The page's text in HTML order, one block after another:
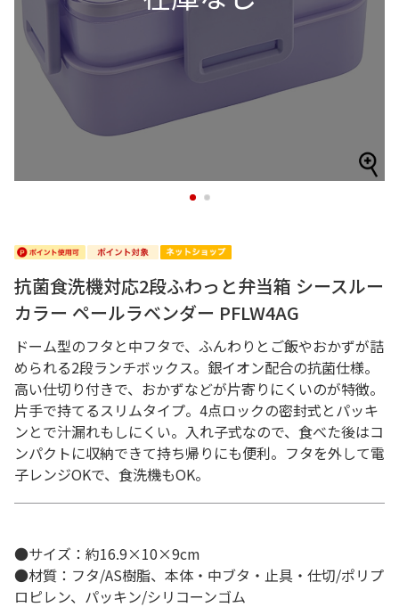
1 2
抗菌食洗機対応2段ふわっと弁当箱 シースルー
カラー ペールラベンダー PFLW4AG
ドーム型のフタと中フタで、ふんわりとご飯やおかずが詰
められる2段ランチボックス。銀イオン配合の抗菌仕様。
高い仕切り付きで、おかずなどが片寄りにくいのが特徴。
片手で持てるスリムタイプ。4点ロックの密封式とパッキ
ンとで汁漏れもしにくい。入れ子式なので、食べた後はコ
ンパクトに収納できて持ち帰りにも便利。フタを外して電
子レンジOKで、食洗機もOK。
●サイズ：約16.9×10×9cm
●材質：フタ/AS樹脂、本体・中ブタ・止具・仕切/ポリプ
ロピレン、パッキン/シリコーンゴム